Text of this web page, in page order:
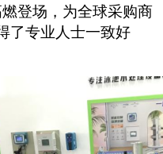
登场，为全球采购商
了专业人士一致好